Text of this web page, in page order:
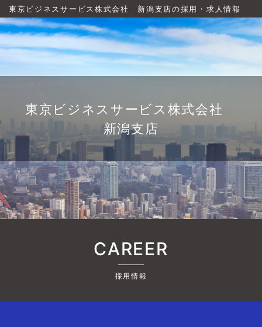
東京ビジネスサービス株式会社 新潟支店の採用・求人情報
東京ビジネスサービス株式会社
新潟支店
CAREER
採用情報